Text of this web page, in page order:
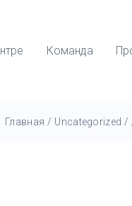
Команда
Главная / Uncategorized /